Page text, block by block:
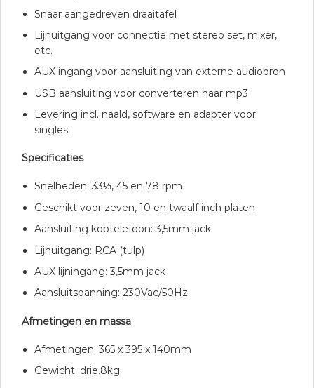
Snaar aangedreven draaitafel
Lijnuitgang voor connectie met stereo set, mixer,
etc.
AUX ingang voor aansluiting van externe audiobron
USB aansluiting voor converteren naar mp3
Levering incl. naald, software en adapter voor
singles
Specificaties
Snelheden: 33⅓, 45 en 78 rpm
Geschikt voor zeven, 10 en twaalf inch platen
Aansluiting koptelefoon: 3,5mm jack
Lijnuitgang: RCA (tulp)
AUX lijningang: 3,5mm jack
Aansluitspanning: 230Vac/50Hz
Afmetingen en massa
Afmetingen: 365 x 395 x 140mm
Gewicht: drie.8kg